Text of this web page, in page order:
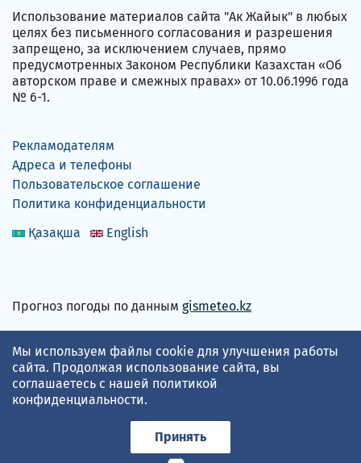
Использование материалов сайта "Ак Жайык" в любых
целях без письменного согласования и разрешения
запрещено, за исключением случаев, прямо
предусмотренных Законом Республики Казахстан «Об
авторском праве и смежных правах» от 10.06.1996 года
№ 6-1.
Рекламодателям
Адреса и телефоны
Пользовательское соглашение
Политика конфиденциальности
Қазақша
English
Прогноз погоды по данным gismeteo.kz
Принимаем карты
Мы используем файлы cookie для улучшения работы
сайта. Продолжая использование сайта, вы
соглашаетесь с нашей политикой
конфиденциальности.
Принять